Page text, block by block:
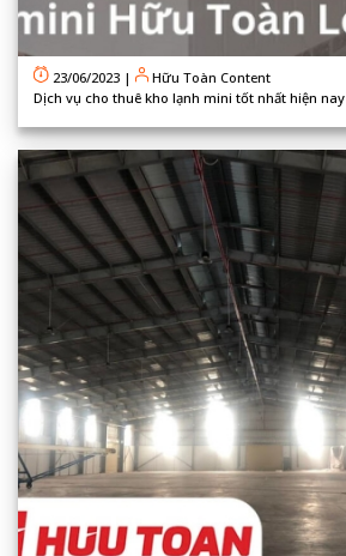
23/06/2023 |
Hữu Toàn Content
Dịch vụ cho thuê kho lạnh mini tốt nhất hiện nay